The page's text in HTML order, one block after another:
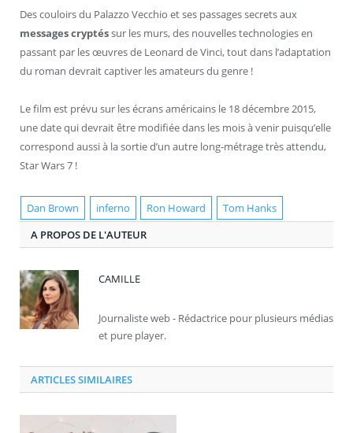
Des couloirs du Palazzo Vecchio et ses passages secrets aux
messages cryptéssur les murs, des nouvelles technologies en
passant par les œuvres de Leonard de Vinci, tout dans l’adaptation
du roman devrait captiver les amateurs du genre !
Le film est prévu sur les écrans américains le 18 décembre 2015,
une date qui devrait être modifiée dans les mois à venir puisqu’elle
correspond aussi à la sortie d’un autre long-métrage très attendu,
Star Wars 7 !
Dan Brown inferno Ron Howard
Tom Hanks
A PROPOS DE L'AUTEUR
CAMILLE
Journaliste web - Rédactrice pour plusieurs médias
et pure player.
ARTICLES SIMILAIRES